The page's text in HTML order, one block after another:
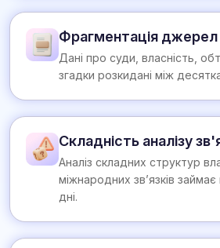
Фрагментація джерел
Дані про суди, власність,
згадки розкидані між
Складність аналізу
Аналіз складних структур
міжнародних зв’язків
дні.